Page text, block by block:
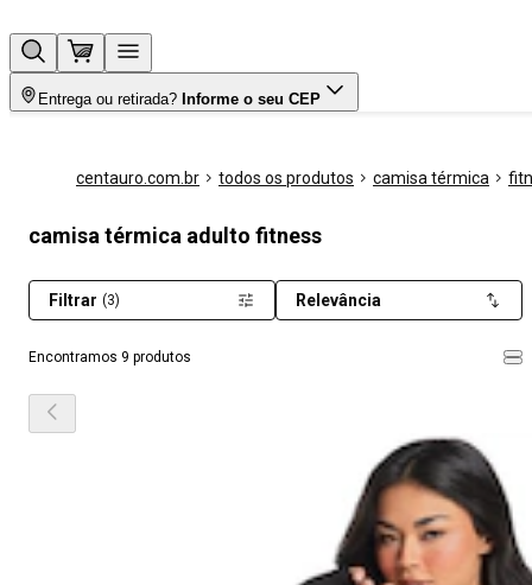
Entrega ou retirada? Informe o seu CEP
centauro.com.br todos os produtos camisa térmica
camisa térmica adulto fitness
Encontramos 9 produtos
Filtrar (3) Relevância